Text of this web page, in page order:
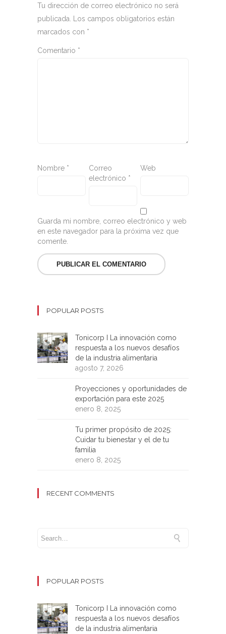
Tu dirección de correo electrónico no será
publicada. Los campos obligatorios están
marcados con *
Comentario *
Nombre *
Correo
electrónico *
Web
Guarda mi nombre, correo electrónico y web
en este navegador para la próxima vez que
comente.
POPULAR POSTS
Tonicorp I La innovación como
respuesta a los nuevos desafíos
de la industria alimentaria
agosto 7, 2026
Proyecciones y oportunidades de
exportación para este 2025
enero 8, 2025
Tu primer propósito de 2025:
Cuidar tu bienestar y el de tu
familia
enero 8, 2025
RECENT COMMENTS
POPULAR POSTS
Tonicorp I La innovación como
respuesta a los nuevos desafíos
de la industria alimentaria